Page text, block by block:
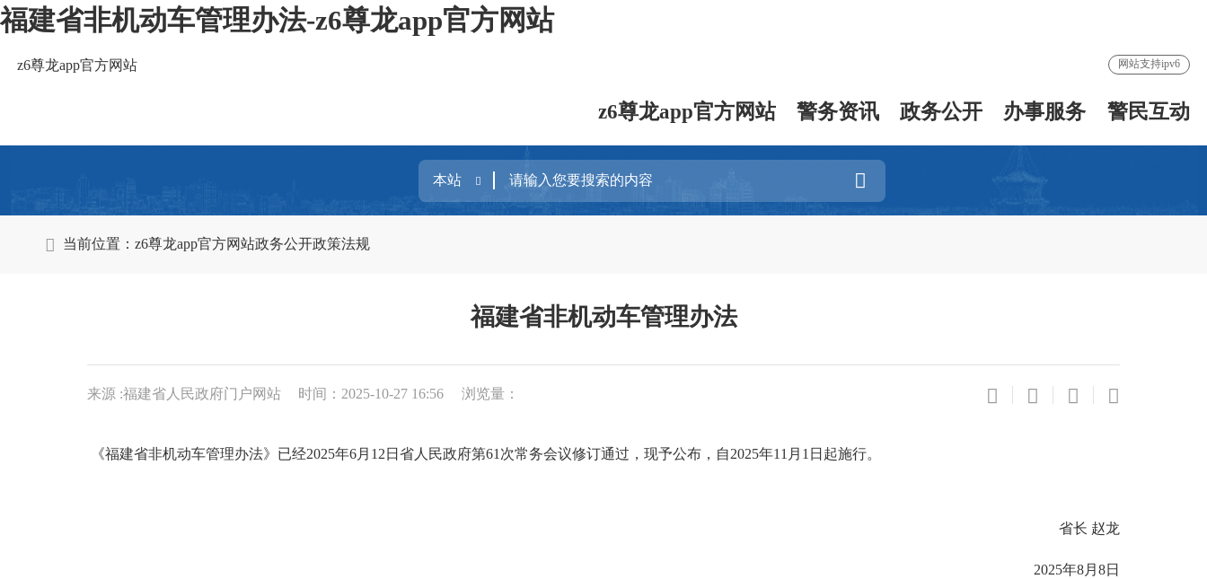
福建省非机动车管理办法-z6尊龙app官方网站
z6尊龙app官方网站 网站支持ipv6
z6尊龙app官方网站 警务资讯 政务公开 办事服务 警民互动
当前位置：z6尊龙app官方网站政务公开政策法规
福建省非机动车管理办法
来源 :福建省人民政府门户网站 时间：2025-10-27 16:56 浏览量：
《福建省非机动车管理办法》已经2025年6月12日省人民政府第61次常务会议修订通过，现予公布，自2025年11月1日起施行。
省长 赵龙
2025年8月8日